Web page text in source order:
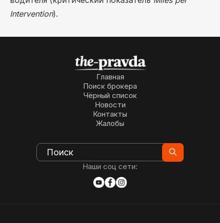
Intervention).
Главная
Поиск брокера
Чёрный список
Новости
Контакты
Жалобы
Наши соц сети: